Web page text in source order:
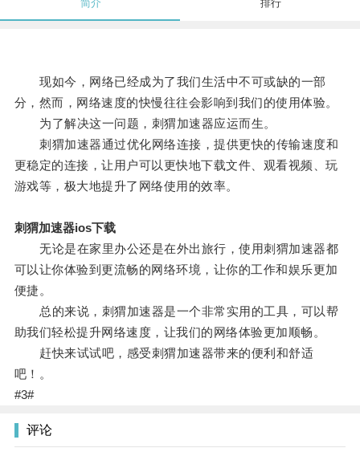
简介 排行
现如今，网络已经成为了我们生活中不可或缺的一部
分，然而，网络速度的快慢往往会影响到我们的使用体验。
为了解决这一问题，刺猬加速器应运而生。
刺猬加速器通过优化网络连接，提供更快的传输速度和
更稳定的连接，让用户可以更快地下载文件、观看视频、玩
游戏等，极大地提升了网络使用的效率。
刺猬加速器ios下载
无论是在家里办公还是在外出旅行，使用刺猬加速器都
可以让你体验到更流畅的网络环境，让你的工作和娱乐更加
便捷。
总的来说，刺猬加速器是一个非常实用的工具，可以帮
助我们轻松提升网络速度，让我们的网络体验更加顺畅。
赶快来试试吧，感受刺猬加速器带来的便利和舒适
吧！。
#3#
评论